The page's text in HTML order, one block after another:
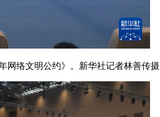
络文明公约》。新华社记者林善传摄